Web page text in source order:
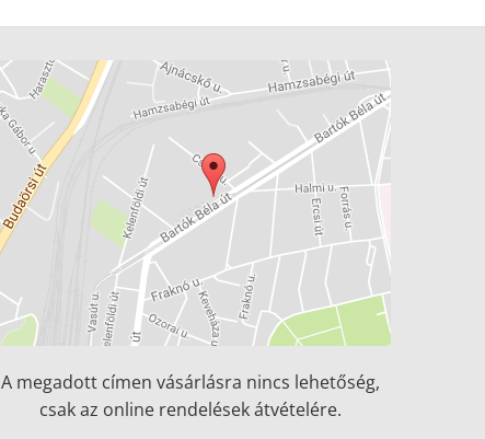
A megadott címen vásárlásra nincs lehetőség,
csak az online rendelések átvételére.